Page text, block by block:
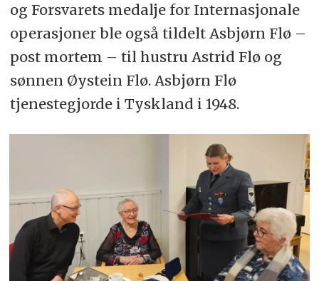
og Forsvarets medalje for Internasjonale
operasjoner ble også tildelt Asbjørn Flø –
post mortem – til hustru Astrid Flø og
sønnen Øystein Flø. Asbjørn Flø
tjenestegjorde i Tyskland i 1948.